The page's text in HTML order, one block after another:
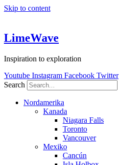
Skip to content
LimeWave
Inspiration to exploration
Youtube Instagram Facebook Twitter
Search
Nordamerika
Kanada
Niagara Falls
Toronto
Vancouver
Mexiko
Cancún